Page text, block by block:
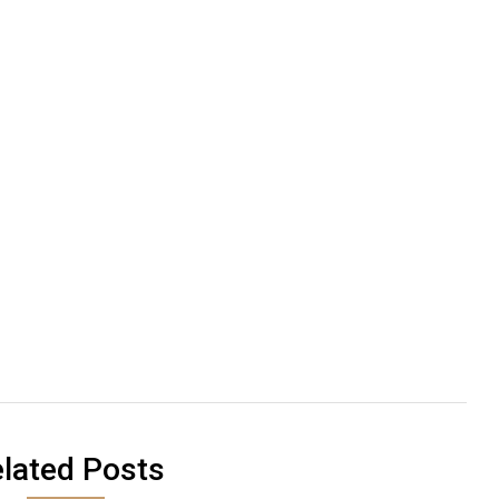
Posts